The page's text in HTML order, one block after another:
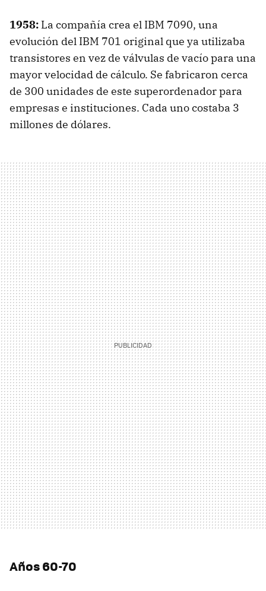
1958: La compañía crea el IBM 7090, una
evolución del IBM 701 original que ya utilizaba
transistores en vez de válvulas de vacío para una
mayor velocidad de cálculo. Se fabricaron cerca
de 300 unidades de este superordenador para
empresas e instituciones. Cada uno costaba 3
millones de dólares.
Años 60-70